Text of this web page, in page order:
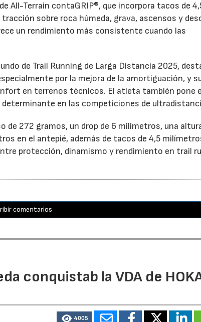
All-Terrain contaGRIP®, que incorpora tacos de
sobre roca húmeda, grava, ascensos y
un rendimiento más consistente cuando las
de Trail Running de Larga Distancia 2025,
por la mejora de la amortiguación, y
en terrenos técnicos. El atleta también pone
en las competiciones de
de 272 gramos, un drop de 6 milímetros, una
en el antepié, además de tacos de 4,5
protección, dinamismo y rendimiento en trail
comentarios
conquistab la VDA de
4005